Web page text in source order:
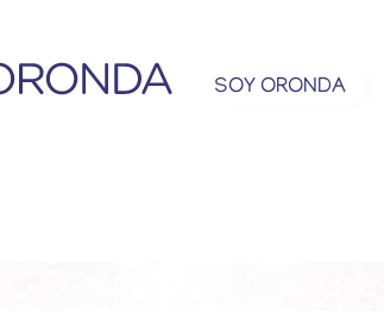
SOY ORONDA